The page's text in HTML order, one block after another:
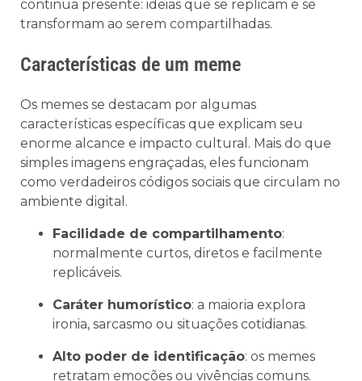
continua presente: ideias que se replicam e se
transformam ao serem compartilhadas.
Características de um meme
Os memes se destacam por algumas
características específicas que explicam seu
enorme alcance e impacto cultural. Mais do que
simples imagens engraçadas, eles funcionam
como verdadeiros códigos sociais que circulam no
ambiente digital.
Facilidade de compartilhamento:
normalmente curtos, diretos e facilmente
replicáveis.
Caráter humorístico: a maioria explora
ironia, sarcasmo ou situações cotidianas.
Alto poder de identificação: os memes
retratam emoções ou vivências comuns.